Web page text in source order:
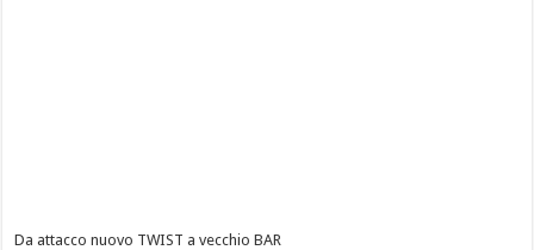
Da attacco nuovo TWIST a vecchio BAR